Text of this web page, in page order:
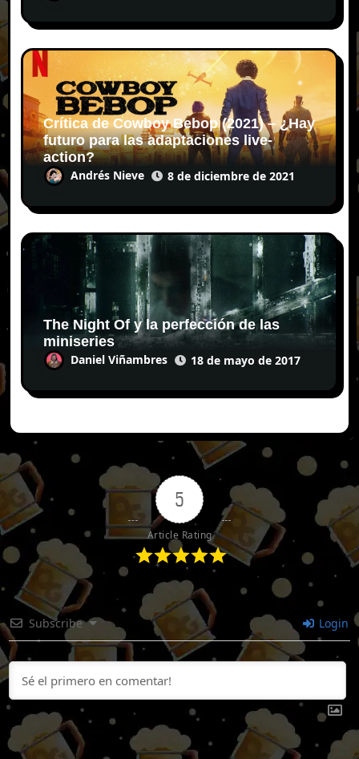
Crítica de Cowboy Bebop (2021) – ¿Hay
futuro para las adaptaciones live-
action?
Andrés Nieve 8 de diciembre de 2021
The Night Of y la perfección de las
miniseries
Daniel Viñambres 18 de mayo de 2017
5
Article Rating
Subscribe Login